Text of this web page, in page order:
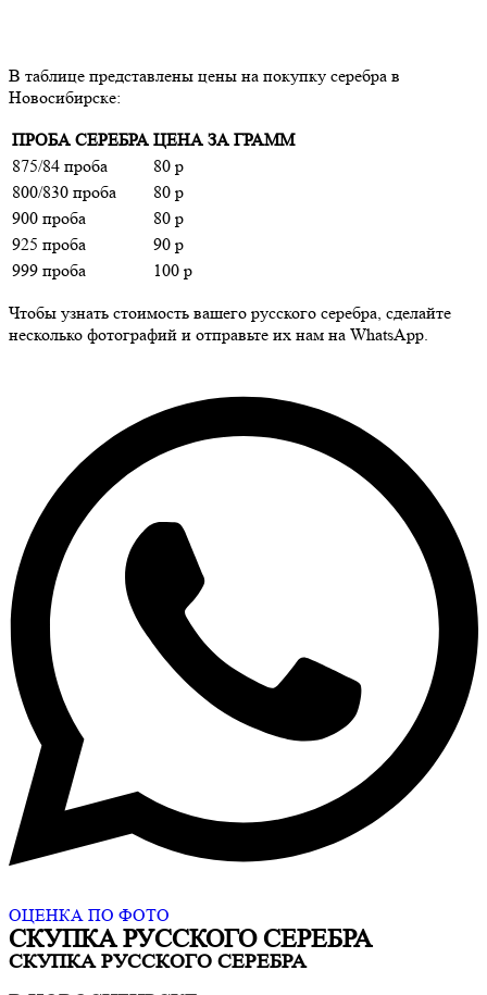
В таблице представлены цены на покупку серебра в
Новосибирске:
ПРОБА СЕРЕБРА ЦЕНА ЗА ГРАММ
875/84 проба
80 р
800/830 проба
80 р
900 проба
80 р
925 проба
90 р
999 проба
100 р
Чтобы узнать стоимость вашего русского серебра, сделайте
несколько фотографий и отправьте их нам на WhatsApp.
ОЦЕНКА ПО ФОТО
СКУПКА РУССКОГО СЕРЕБРА
СКУПКА РУССКОГО СЕРЕБРА